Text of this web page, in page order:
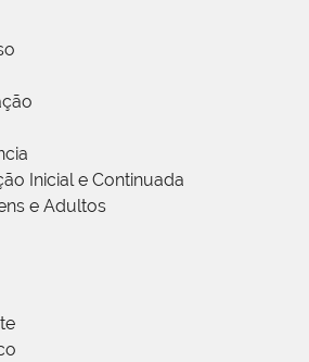
Inicial e Continuada
e Adultos